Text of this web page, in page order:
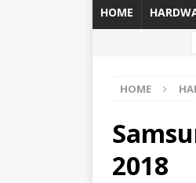
HOME
HOME
2018